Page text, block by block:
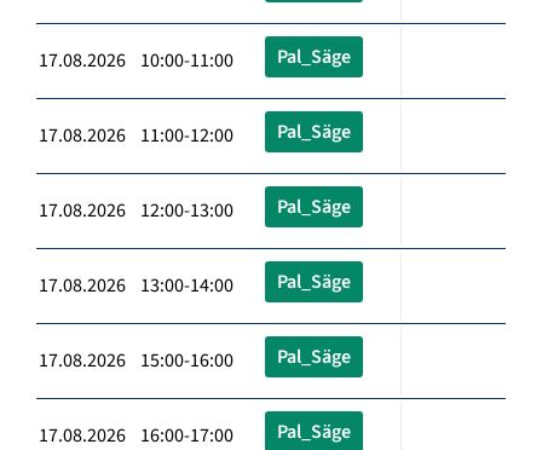
17.08.2026 10:00-11:00 Pal_Säge
17.08.2026 11:00-12:00 Pal_Säge
17.08.2026 12:00-13:00 Pal_Säge
17.08.2026 13:00-14:00 Pal_Säge
17.08.2026 15:00-16:00 Pal_Säge
17.08.2026 16:00-17:00 Pal_Säge